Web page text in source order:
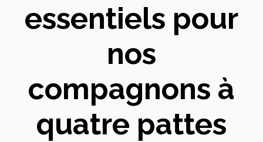
essentiels pour
nos
compagnons à
quatre pattes